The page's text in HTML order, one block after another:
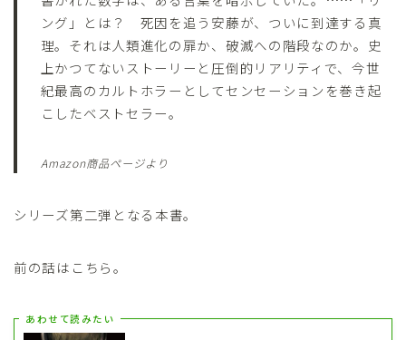
ング」とは？ 死因を追う安藤が、ついに到達する真
理。それは人類進化の扉か、破滅への階段なのか。史
上かつてないストーリーと圧倒的リアリティで、今世
紀最高のカルトホラーとしてセンセーションを巻き起
こしたベストセラー。
Amazon商品ページより
シリーズ第二弾となる本書。
前の話はこちら。
あわせて読みたい